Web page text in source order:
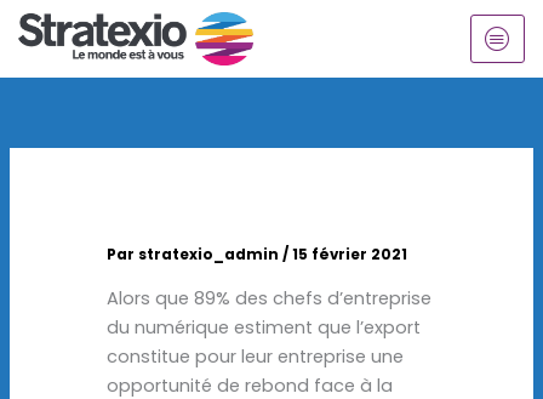
Aller
au
contenu
Par stratexio_admin /15 février 2021
Alors que 89% des chefs d’entreprise
du numérique estiment que l’export
constitue pour leur entreprise une
opportunité de rebond face à la